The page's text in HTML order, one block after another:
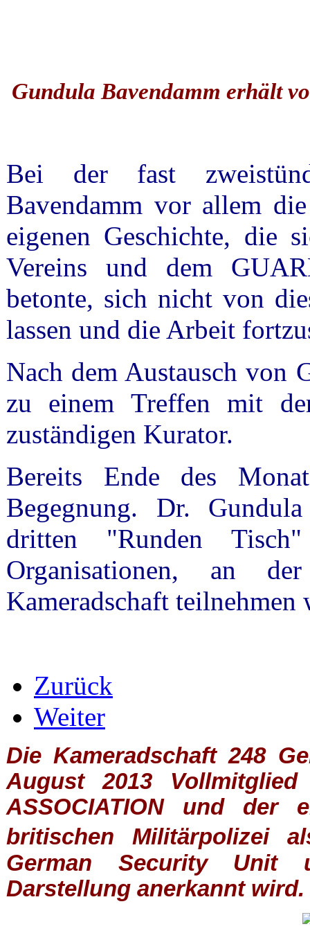
Gundula Bavendamm erhält
Bei der fast
Bavendamm vor allem
eigenen Geschichte, die
Vereins und dem
betonte, sich nicht von
lassen und die Arbeit
Nach dem Austausch von
zu einem Treffen mit
zuständigen Kurator.
Bereits Ende des
Begegnung. Dr.
dritten "Runden
Organisationen, an
Kameradschaft teilnehmen
Zurück
Weiter
Die Kameradschaft 248
August 2013
ASSOCIATIONund der
britischen
Militärpolizei
German Security Unit
Darstellung anerkannt wird.